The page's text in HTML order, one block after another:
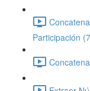
Participación